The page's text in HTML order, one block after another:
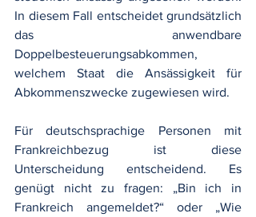
In diesem Fall entscheidet grundsätzlich
das anwendbare
Doppelbesteuerungsabkommen,
welchem Staat die Ansässigkeit für
Abkommenszwecke zugewiesen wird.
Für deutschsprachige Personen mit
Frankreichbezug ist diese
Unterscheidung entscheidend. Es
genügt nicht zu fragen: „Bin ich in
Frankreich angemeldet?“ oder „Wie